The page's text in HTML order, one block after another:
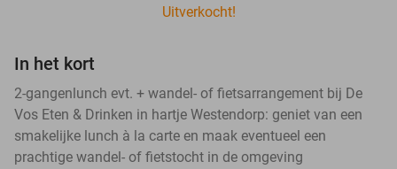
Uitverkocht!
In het kort
2-gangenlunch evt. + wandel- of fietsarrangement bij De
Vos Eten & Drinken in hartje Westendorp: geniet van een
smakelijke lunch à la carte en maak eventueel een
prachtige wandel- of fietstocht in de omgeving